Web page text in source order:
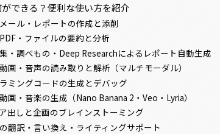
できる？便利な使い方を紹介
ール・レポートの作成と添削
・ファイルの要約と分析
・調べもの・Deep Researchによるレポート自動生成
画・音声の読み取りと解析（マルチモーダル）
ミングコードの生成とデバッグ
画・音楽の生成（Nano Banana 2・Veo・Lyria）
出しと企画のブレインストーミング
翻訳・言い換え・ライティングサポート